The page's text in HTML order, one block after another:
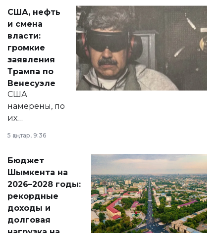
актуальных тем —
от слухов о
политических
реформах до
вопросов армии,
экономики и
личного здоровья.
США, нефть
и смена
власти:
громкие
заявления
Трампа по
Венесуэле
США
намерены, по
их
принести
народу
Венесуэлы.
5 қаңтар, 9:36
Бюджет
Шымкента на
2026–2028 годы:
рекордные
доходы и
долговая